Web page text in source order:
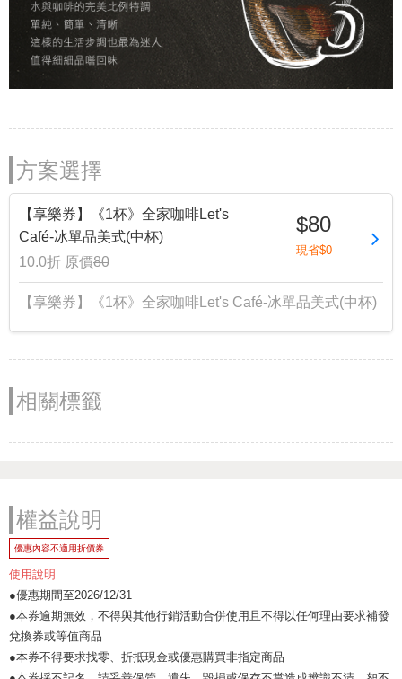
方案選擇
【享樂券】《1杯》全家咖啡Let's
Café-冰單品美式(中杯)
10.0折 原價80
$80
現省$0
【享樂券】《1杯》全家咖啡Let's Café-冰單品美式(中杯)
相關標籤
權益說明
優惠內容不適用折價券
使用說明
●優惠期間至2026/12/31
●本券逾期無效，不得與其他行銷活動合併使用且不得以任何理由要求補發
兌換券或等值商品
●本券不得要求找零、折抵現金或優惠購買非指定商品